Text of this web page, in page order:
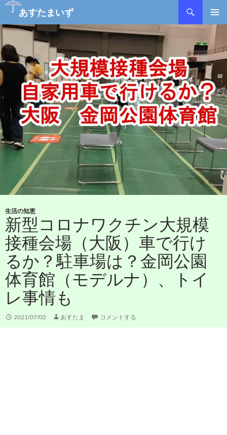
あすたまいず
検
メインメ
ニュー
ン
ツ
ッ
プ
生活の知恵
新型コロナワクチン大規模
接種会場（大阪）車で行け
るか？駐車場は？金岡公園
体育館（モデルナ）、トイ
レ事情も
2021/07/02 あすたま コメントする